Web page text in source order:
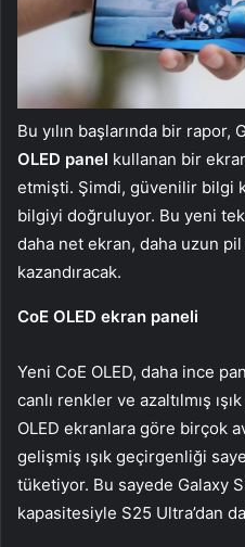
Bu yılın başlarında bir rapor,
OLED panel kullanan bir
etmişti. Şimdi, güvenilir bilgi
bilgiyi doğruluyor. Bu yeni
daha net ekran, daha uzun
kazandıracak.
CoE OLED ekran paneli
Yeni CoE OLED, daha ince
canlı renkler ve azaltılmış
OLED ekranlara göre birçok
gelişmiş ışık geçirgenliği
tüketiyor. Bu sayede Galaxy
kapasitesiyle S25 Ultra’dan